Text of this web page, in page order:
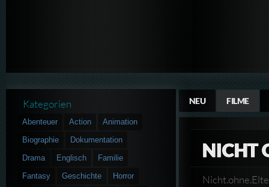
NEU FILME
NICHT
Kategorien
Abenteuer Action
Animation
Biographie
Dokumentation
Drama
Englisch
Familie
Fantasy
Geschichte
Horror